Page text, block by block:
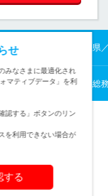
・求人情報TOP 石川県
求人情報一覧 人事・総
せ
みなさまに最適化され
マティブデータ」を利
認する」ボタンのリン
を利用できない場合が
する